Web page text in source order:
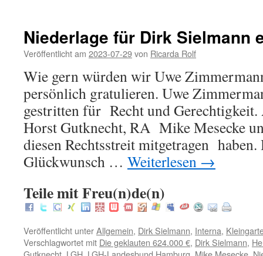
Niederlage für Dirk Sielmann
Veröffentlicht am 2023-07-29von Ricarda Rolf
Wie gern würden wir Uwe
persönlich gratulieren. Uwe
gestritten für Recht und Gerechtigkeit.
Horst Gutknecht, RA Mike Mesecke
diesen Rechtsstreit mitgetragen
Glückwunsch … Weiterlesen →
Teile mit Freu(n)de(n)
Veröffentlicht unterAllgemein, Dirk Sielmann, Interna,
Verschlagwortet mit Die geklauten 624.000 €, Dirk Sielmann,